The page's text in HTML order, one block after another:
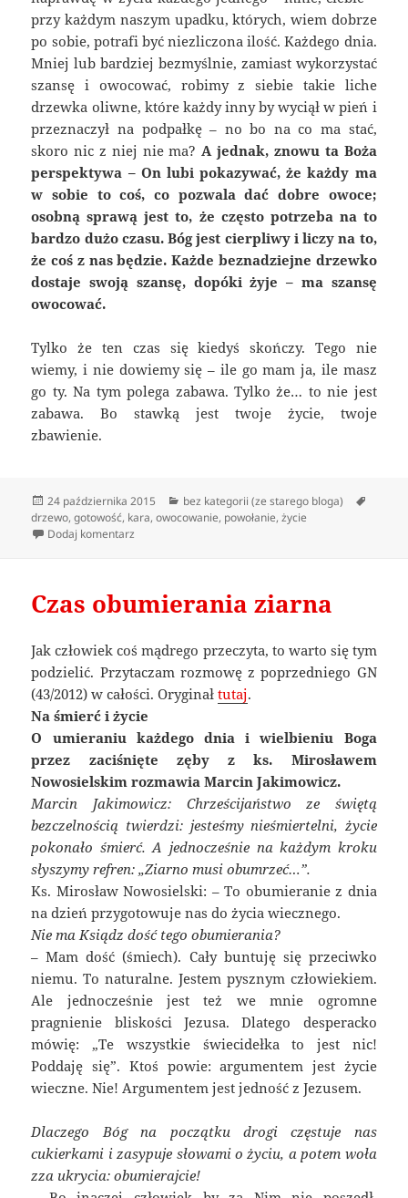
przy każdym naszym upadku, których, wiem dobrze
po sobie, potrafi być niezliczona ilość. Każdego dnia.
Mniej lub bardziej bezmyślnie, zamiast wykorzystać
szansę i owocować, robimy z siebie takie liche
drzewka oliwne, które każdy inny by wyciął w pień i
przeznaczył na podpałkę – no bo na co ma stać,
skoro nic z niej nie ma?A jednak, znowu ta Boża
perspektywa – On lubi pokazywać, że każdy ma
w sobie to coś, co pozwala dać dobre owoce;
osobną sprawą jest to, że często potrzeba na to
bardzo dużo czasu. Bóg jest cierpliwy i liczy na to,
że coś z nas będzie. Każde beznadziejne drzewko
dostaje swoją szansę, dopóki żyje – ma szansę
owocować.
Tylko że ten czas się kiedyś skończy. Tego nie
wiemy, i nie dowiemy się – ile go mam ja, ile masz
go ty. Na tym polega zabawa. Tylko że… to nie jest
zabawa. Bo stawką jest twoje życie, twoje
zbawienie.
Data
publikacji
24 października 2015 Kategorie
bez kategorii (ze starego bloga)
drzewo,gotowość, kara,owocowanie, powołanie,życie
Dodaj komentarz
Czas obumierania ziarna
Jak człowiek coś mądrego przeczyta, to warto się tym
podzielić. Przytaczam rozmowę z poprzedniego GN
(43/2012) w całości. Oryginałtutaj.
Na śmierć i życie
O umieraniu każdego dnia i wielbieniu Boga
przez zaciśnięte zęby z ks. Mirosławem
Nowosielskim rozmawia Marcin Jakimowicz.
Marcin Jakimowicz: Chrześcijaństwo ze świętą
bezczelnością twierdzi: jesteśmy nieśmiertelni, życie
pokonało śmierć. A jednocześnie na każdym kroku
słyszymy refren: „Ziarno musi obumrzeć…”.
Ks. Mirosław Nowosielski: – To obumieranie z dnia
na dzień przygotowuje nas do życia wiecznego.
Nie ma Ksiądz dość tego obumierania?
– Mam dość (śmiech). Cały buntuję się przeciwko
niemu. To naturalne. Jestem pysznym człowiekiem.
Ale jednocześnie jest też we mnie ogromne
pragnienie bliskości Jezusa. Dlatego desperacko
mówię: „Te wszystkie świecidełka to jest nic!
Poddaję się”. Ktoś powie: argumentem jest życie
wieczne. Nie! Argumentem jest jedność z Jezusem.
Dlaczego Bóg na początku drogi częstuje nas
cukierkami i zasypuje słowami o życiu, a potem woła
zza ukrycia: obumierajcie!